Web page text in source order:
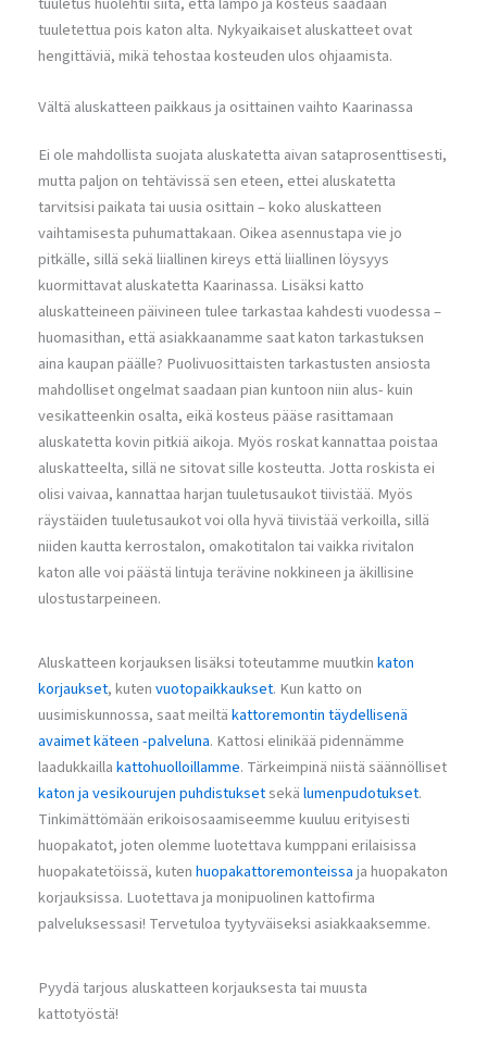
tuuletettua pois katon alta. Nykyaikaiset aluskatteet ovat
hengittäviä, mikä tehostaa kosteuden ulos ohjaamista.
Vältä aluskatteen paikkaus ja osittainen vaihto Kaarinassa
Ei ole mahdollista suojata aluskatetta aivan sataprosenttisesti,
mutta paljon on tehtävissä sen eteen, ettei aluskatetta
tarvitsisi paikata tai uusia osittain – koko aluskatteen
vaihtamisesta puhumattakaan. Oikea asennustapa vie jo
pitkälle, sillä sekä liiallinen kireys että liiallinen löysyys
kuormittavat aluskatetta Kaarinassa. Lisäksi katto
aluskatteineen päivineen tulee tarkastaa kahdesti vuodessa –
huomasithan, että asiakkaanamme saat katon tarkastuksen
aina kaupan päälle? Puolivuosittaisten tarkastusten ansiosta
mahdolliset ongelmat saadaan pian kuntoon niin alus- kuin
vesikatteenkin osalta, eikä kosteus pääse rasittamaan
aluskatetta kovin pitkiä aikoja. Myös roskat kannattaa poistaa
aluskatteelta, sillä ne sitovat sille kosteutta. Jotta roskista ei
olisi vaivaa, kannattaa harjan tuuletusaukot tiivistää. Myös
räystäiden tuuletusaukot voi olla hyvä tiivistää verkoilla, sillä
niiden kautta kerrostalon, omakotitalon tai vaikka rivitalon
katon alle voi päästä lintuja terävine nokkineen ja äkillisine
ulostustarpeineen.
Aluskatteen korjauksen lisäksi toteutamme muutkinkaton
korjaukset, kutenvuotopaikkaukset. Kun katto on
uusimiskunnossa, saat meiltäkattoremontin täydellisenä
avaimet käteen -palveluna. Kattosi elinikää pidennämme
laadukkaillakattohuolloillamme. Tärkeimpinä niistä säännölliset
katon ja vesikourujen puhdistuksetsekälumenpudotukset.
Tinkimättömään erikoisosaamiseemme kuuluu erityisesti
huopakatot, joten olemme luotettava kumppani erilaisissa
huopakatetöissä, kutenhuopakattoremonteissaja huopakaton
korjauksissa. Luotettava ja monipuolinen kattofirma
palveluksessasi! Tervetuloa tyytyväiseksi asiakkaaksemme.
Pyydä tarjous aluskatteen korjauksesta tai muusta
kattotyöstä!